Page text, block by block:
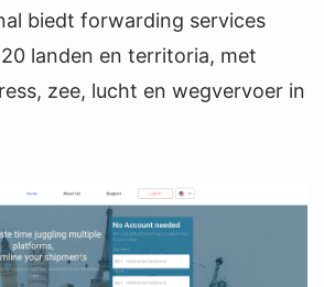
biedt forwarding services
landen en territoria, met
zee, lucht en wegvervoer in